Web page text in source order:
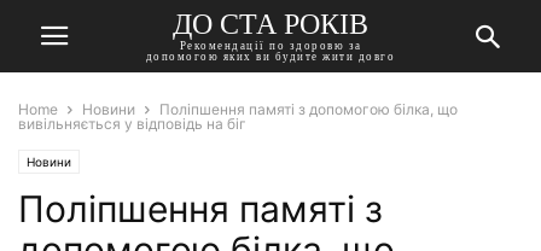
ДО СТА РОКІВ
Рекомендації по здоровю за
допомогою яких ви будите жити довго
Home Новини
Поліпшення памяті з допомогою білка, що
вивільняється у відповідь на біг
Новини
Поліпшення памяті з